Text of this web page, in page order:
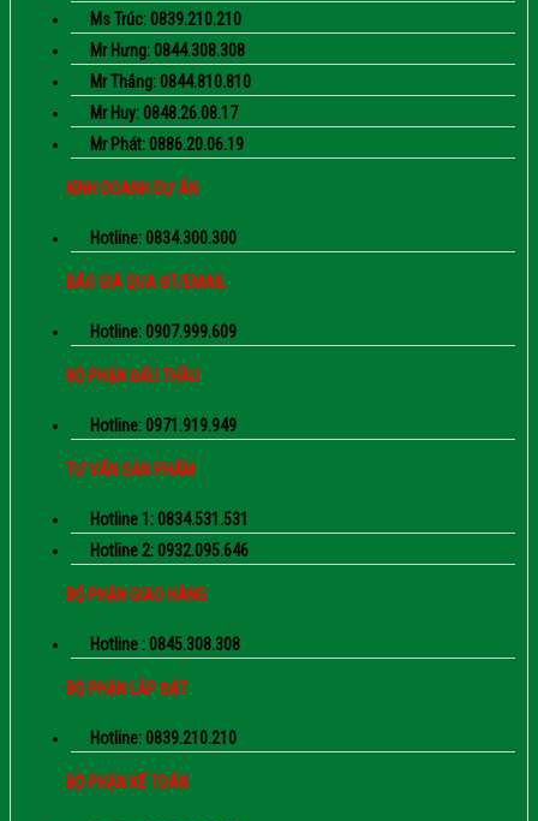
Ms Trúc: 0839.210.210
Mr Hưng: 0844.308.308
Mr Thắng: 0844.810.810
Mr Huy: 0848.26.08.17
Mr Phát: 0886.20.06.19
KINH DOANH DỰ ÁN
Hotline: 0834.300.300
BÁO GIÁ QUA ĐT/EMAIL
Hotline: 0907.999.609
BỘ PHẬN ĐẤU THẦU
Hotline: 0971.919.949
TƯ VẤN SẢN PHẨM
Hotline 1: 0834.531.531
Hotline 2: 0932.095.646
BỘ PHẬN GIAO HÀNG
Hotline : 0845.308.308
BỘ PHẬN LẮP ĐẶT
Hotline: 0839.210.210
BỘ PHẬN KẾ TOÁN